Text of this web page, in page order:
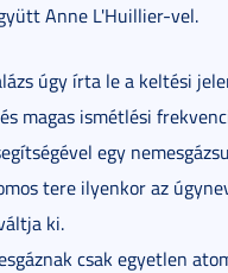
Anne L'Huillier-vel.
úgy írta le a keltési
magas ismétlési
egy
tere ilyenkor az
ki.
csak egyetlen